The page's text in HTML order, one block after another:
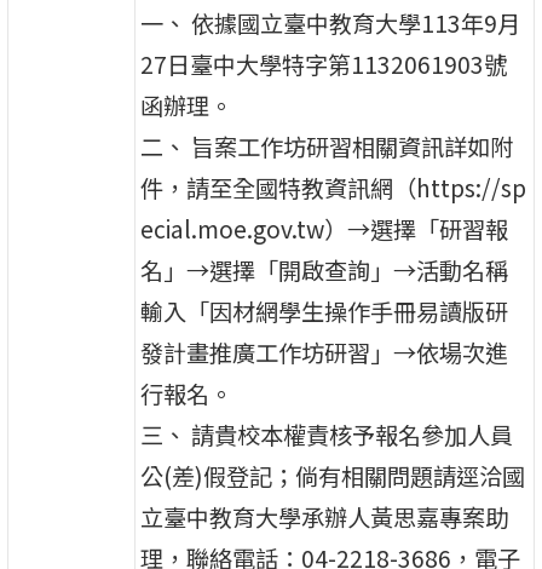
一、 依據國立臺中教育大學113年9月
27日臺中大學特字第1132061903號
函辦理。
二、 旨案工作坊研習相關資訊詳如附
件，請至全國特教資訊網（https://sp
ecial.moe.gov.tw）→選擇「研習報
名」→選擇「開啟查詢」→活動名稱
輸入「因材網學生操作手冊易讀版研
發計畫推廣工作坊研習」→依場次進
行報名。
三、 請貴校本權責核予報名參加人員
公(差)假登記；倘有相關問題請逕洽國
立臺中教育大學承辦人黃思嘉專案助
理，聯絡電話：04-2218-3686，電子